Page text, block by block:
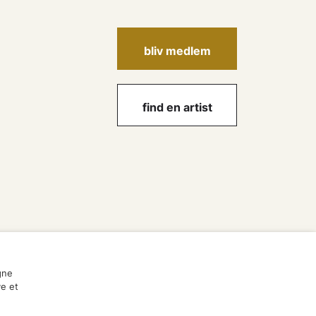
bliv medlem
find en artist
et